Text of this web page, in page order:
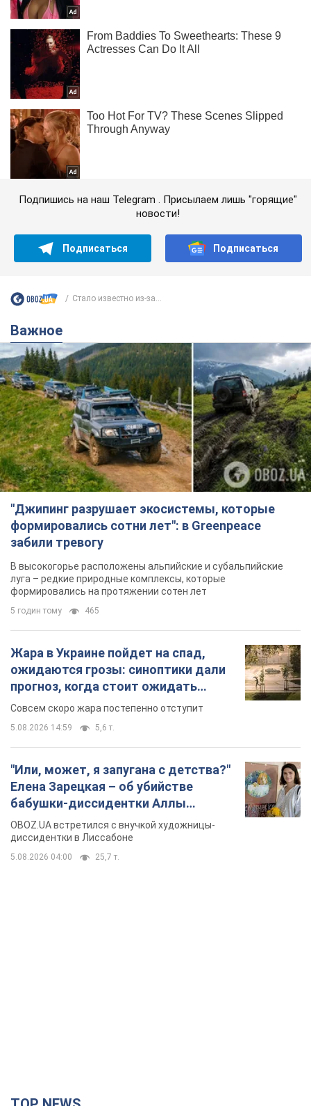
Подпишись на наш Telegram . Присылаем лишь "горящие"
новости!
Подписаться Подписаться
Стало известно из-за...
Важное
"Джипинг разрушает экосистемы, которые
формировались сотни лет": в Greenpeace
забили тревогу
В высокогорье расположены альпийские и субальпийские
луга – редкие природные комплексы, которые
формировались на протяжении сотен лет
5 годин тому 465
Жара в Украине пойдет на спад,
ожидаются грозы: синоптики дали
прогноз, когда стоит ожидать
изменения погоды
Совсем скоро жара постепенно отступит
5.08.2026 14:59 5,6 т.
"Или, может, я запугана с детства?"
Елена Зарецкая – об убийстве
бабушки-диссидентки Аллы
Горской, критике сына Стуса и
бегстве в Португалию с пятью
детьми
OBOZ.UA встретился с внучкой художницы-
диссидентки в Лиссабоне
5.08.2026 04:00 25,7 т.